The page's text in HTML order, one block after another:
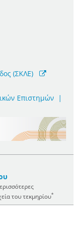
(ΣΚΛΕ)
Επιστημών
|
του τεκμηρίου*